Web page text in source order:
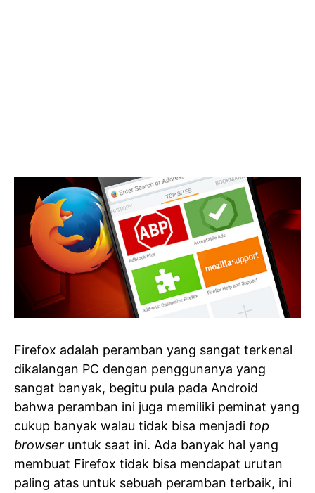
Firefox adalah peramban yang sangat terkenal
dikalangan PC dengan penggunanya yang
sangat banyak, begitu pula pada Android
bahwa peramban ini juga memiliki peminat yang
cukup banyak walau tidak bisa menjadi top
browser untuk saat ini. Ada banyak hal yang
membuat Firefox tidak bisa mendapat urutan
paling atas untuk sebuah peramban terbaik, ini